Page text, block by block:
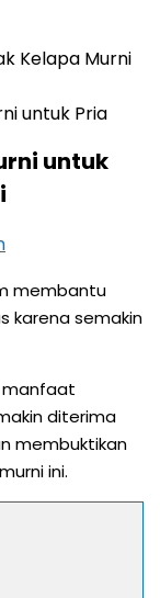
Kelapa Murni
untuk
membantu
karena semakin
manfaat
diterima
membuktikan
ini.